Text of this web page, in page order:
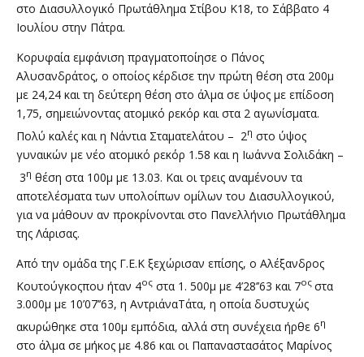
στο Διασυλλογικό Πρωτάθλημα Στίβου Κ18, το Σάββατο 4
Ιουλίου στην Πάτρα.
Κορυφαία εμφάνιση πραγματοποίησε ο Πάνος
Αλυσανδράτος, ο οποίος κέρδισε την πρώτη θέση στα 200μ
με 24,24 και τη δεύτερη θέση στο άλμα σε ύψος με επίδοση
1,75, σημειώνοντας ατομικό ρεκόρ και στα 2 αγωνίσματα.
Πολύ καλές και η Νάντια Σταματελάτου – 2η στο ύψος
γυναικών με νέο ατομικό ρεκόρ 1.58 και η Ιωάννα Σολιδάκη –
3η θέση στα 100μ με 13.03. Και οι τρεις αναμένουν τα
αποτελέσματα των υπολοίπων ομίλων του Διασυλλογικού,
για να μάθουν αν προκρίνονται στο Πανελλήνιο Πρωτάθλημα
της Λάρισας.
Από την ομάδα της Γ.Ε.Κ ξεχώρισαν επίσης, ο Αλέξανδρος
Κουτούγκοςπου ήταν 4ος στα 1. 500μ με 4’28’’63 και 7ος στα
3.000μ με 10’07’’63, η ΑντριάναΤάτα, η οποία δυστυχώς
ακυρώθηκε στα 100μ εμπόδια, αλλά στη συνέχεια ήρθε 6η
στο άλμα σε μήκος με 4.86 και οι Παπαναστασάτος Μαρίνος